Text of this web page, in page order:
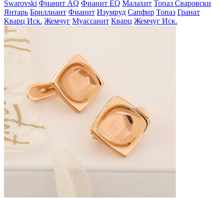
Swarovski Фианит AQ Фианит EQ Малахит Топаз Сваровски
Янтарь Бриллиант Фианит Изумруд Сапфир Топаз Гранат
Кварц Иск. Жемчуг Муассанит Кварц Жемчуг Иск.